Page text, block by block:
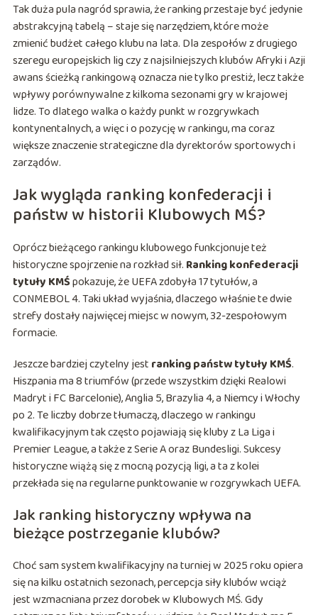
Tak duża pula nagród sprawia, że ranking przestaje być jedynie
abstrakcyjną tabelą – staje się narzędziem, które może
zmienić budżet całego klubu na lata. Dla zespołów z drugiego
szeregu europejskich lig czy z najsilniejszych klubów Afryki i Azji
awans ścieżką rankingową oznacza nie tylko prestiż, lecz także
wpływy porównywalne z kilkoma sezonami gry w krajowej
lidze. To dlatego walka o każdy punkt w rozgrywkach
kontynentalnych, a więc i o pozycję w rankingu, ma coraz
większe znaczenie strategiczne dla dyrektorów sportowych i
zarządów.
Jak wygląda ranking konfederacji i
państw w historii Klubowych MŚ?
Oprócz bieżącego rankingu klubowego funkcjonuje też
historyczne spojrzenie na rozkład sił. Ranking konfederacji
tytuły KMŚpokazuje, że UEFA zdobyła 17 tytułów, a
CONMEBOL 4. Taki układ wyjaśnia, dlaczego właśnie te dwie
strefy dostały najwięcej miejsc w nowym, 32-zespołowym
formacie.
Jeszcze bardziej czytelny jest ranking państw tytuły KMŚ.
Hiszpania ma 8 triumfów (przede wszystkim dzięki Realowi
Madryt i FC Barcelonie), Anglia 5, Brazylia 4, a Niemcy i Włochy
po 2. Te liczby dobrze tłumaczą, dlaczego w rankingu
kwalifikacyjnym tak często pojawiają się kluby z La Liga i
Premier League, a także z Serie A oraz Bundesligi. Sukcesy
historyczne wiążą się z mocną pozycją ligi, a ta z kolei
przekłada się na regularne punktowanie w rozgrywkach UEFA.
Jak ranking historyczny wpływa na
bieżące postrzeganie klubów?
Choć sam system kwalifikacyjny na turniej w 2025 roku opiera
się na kilku ostatnich sezonach, percepcja siły klubów wciąż
jest wzmacniana przez dorobek w Klubowych MŚ. Gdy